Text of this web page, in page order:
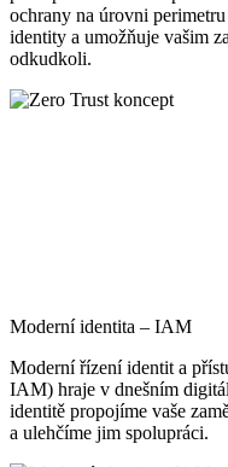
ochrany na úrovni
identity a umožňuje vašim
odkudkoli.
Moderní identita – IAM
Moderní řízení identit a
IAM) hraje v dnešním
identitě propojíme vaše
a ulehčíme jim spolupráci.